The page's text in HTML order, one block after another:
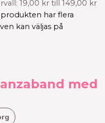
19,00 kr till 149,00 kr
har flera
kan väljas på
med